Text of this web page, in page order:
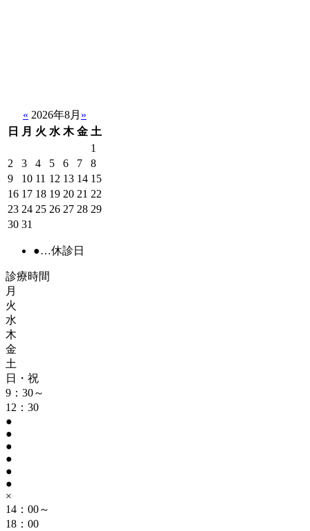
« 2026年8月 »
日
月 火 水 木 金 土
1
2
3 4 5 6 7
8
9
10 11 12 13 14 15
16 17 18 19 20 21 22
23 24 25 26 27 28 29
30 31
●…休診日
診療時間
月
火
水
木
金
土
日・祝
9：30～
12：30
●
●
●
●
●
●
×
14：00～
18：00